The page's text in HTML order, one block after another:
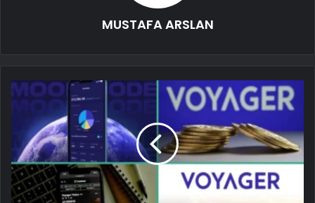
MUSTAFA ARSLAN